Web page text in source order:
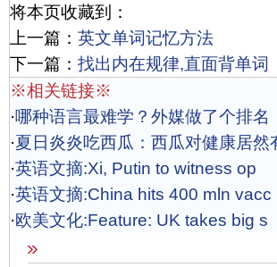
将本页收藏到：
上一篇： 英文单词记忆方法
下一篇： 找出内在规律,直面背单词
※相关链接※
·哪种语言最难学？外媒做了个排名
·夏日炎炎吃西瓜：西瓜对健康居然
·英语文摘:Xi, Putin to witness op
·英语文摘:China hits 400 mln vacc
·欧美文化:Feature: UK takes big s